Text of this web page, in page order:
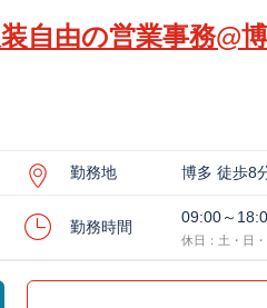
自由の営業事務@
勤務地 博多 徒歩8
勤務時間
09:00～
休日：土・日